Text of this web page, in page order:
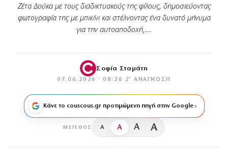
Ζέτα Δούκα με τους διαδικτυακούς της φίλους, δημοσιεύοντας
φωτογραφία της με μπικίνι και στέλνοντας ένα δυνατό μήνυμα
για την αυτοαποδοχή,…
Σοφία Σταμάτη
07.06.2026 · 08:26 · 2′ ΑΝΆΓΝΩΣΗ
Κάνε το couscous.gr προτιμώμενη πηγή στην Google
ΜΈΓΕΘΟΣ A A A A